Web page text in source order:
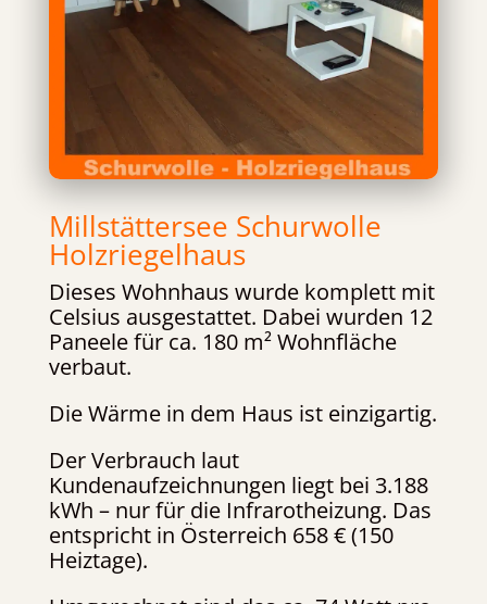
Millstättersee Schurwolle
Holzriegelhaus
Dieses Wohnhaus wurde komplett mit
Celsius ausgestattet. Dabei wurden 12
Paneele für ca. 180 m² Wohnfläche
verbaut.
Die Wärme in dem Haus ist einzigartig.
Der Verbrauch laut
Kundenaufzeichnungen liegt bei 3.188
kWh – nur für die Infrarotheizung. Das
entspricht in Österreich 658 € (150
Heiztage).